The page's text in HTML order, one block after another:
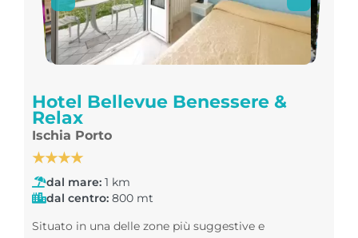
Hotel Bellevue Benessere &
Relax
Ischia Porto
★★★★
dal mare: 1 km
dal centro: 800 mt
Situato in una delle zone più suggestive e